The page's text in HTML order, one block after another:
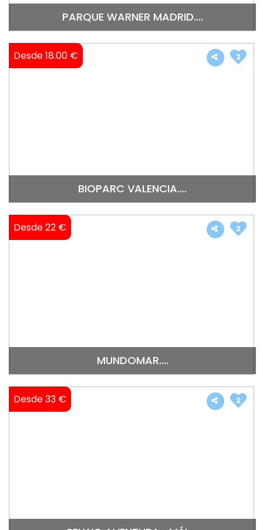
PARQUE WARNER MADRID....
Desde 18.00 €
BIOPARC VALENCIA....
2
Desde 22 €
MUNDOMAR....
2
Desde 33 € 2